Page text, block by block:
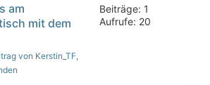
am
mit dem
von Kerstin_TF,
Beiträge: 1
Aufrufe: 20